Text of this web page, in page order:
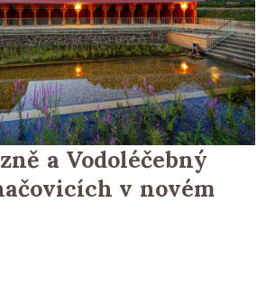
a Vodoléčebný
v novém